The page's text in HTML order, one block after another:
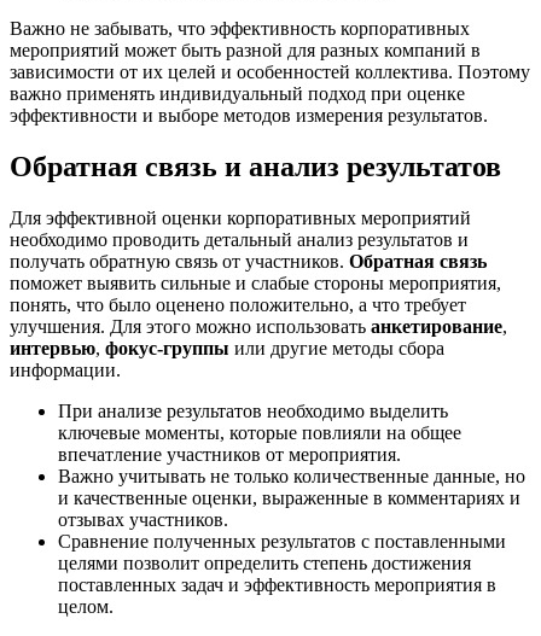
Важно не забывать, что эффективность корпоративных
мероприятий может быть разной для разных компаний в
зависимости от их целей и особенностей коллектива. Поэтому
важно применять индивидуальный подход при оценке
эффективности и выборе методов измерения результатов.
Обратная связь и анализ результатов
Для эффективной оценки корпоративных мероприятий
необходимо проводить детальный анализ результатов и
получать обратную связь от участников. Обратная связь
поможет выявить сильные и слабые стороны мероприятия,
понять, что было оценено положительно, а что требует
улучшения. Для этого можно использовать анкетирование,
интервью, фокус-группы или другие методы сбора
информации.
При анализе результатов необходимо выделить
ключевые моменты, которые повлияли на общее
впечатление участников от мероприятия.
Важно учитывать не только количественные данные, но
и качественные оценки, выраженные в комментариях и
отзывах участников.
Сравнение полученных результатов с поставленными
целями позволит определить степень достижения
поставленных задач и эффективность мероприятия в
целом.